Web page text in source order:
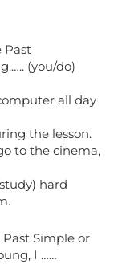
Past
(you/do)
all day
the lesson.
to the cinema,
hard
Simple or
I ……